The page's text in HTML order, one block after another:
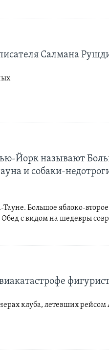
Салмана
Йорк называют
и собаки-
Большое яблоко-
Обед с видом на шедевры
клуба, летевших рейсом